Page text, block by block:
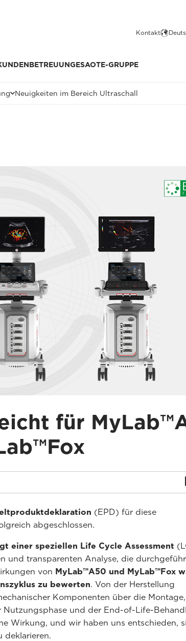
Kontakt
ESAOTE-GRUPPE
Neuigkeiten im Bereich Ultraschall
für
(EPD) für diese
abgeschlossen.
einer speziellen Life Cycle Assessment
und transparenten Analyse, die
von MyLab™A50 und MyLab™Fox
zu bewerten. Von der Herstellung
Komponenten über die
Nutzungsphase und der End-of-Life-
Wirkung, und wir haben uns entschieden,
deklarieren.